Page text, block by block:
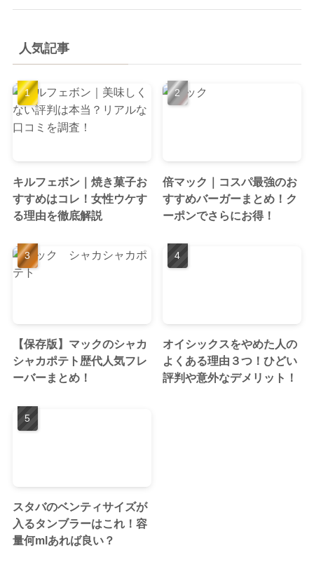
人気記事
キルフェボン｜焼き菓子お
すすめはコレ！女性ウケす
る理由を徹底解説
倍マック｜コスパ最強のお
すすめバーガーまとめ！ク
ーポンでさらにお得！
【保存版】マックのシャカ
シャカポテト歴代人気フレ
ーバーまとめ！
オイシックスをやめた人の
よくある理由３つ！ひどい
評判や意外なデメリット！
スタバのベンティサイズが
入るタンブラーはこれ！容
量何mlあれば良い？